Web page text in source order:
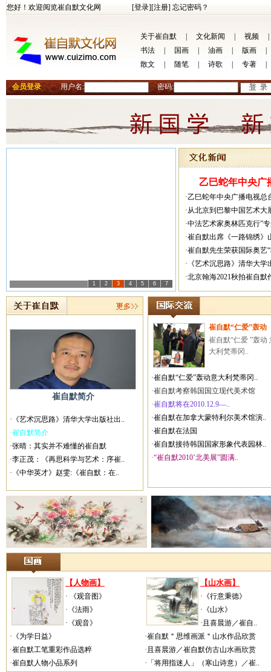
您好！欢迎阅览崔自默文化网 [登录][注册] 忘记密码？
关于崔自默 文化新闻 视频
书法
国画 油画 版画
散文
随笔 诗歌 专著
会员登录 用户名: 密码:
1 2 3 4 5 6 7
乙巳蛇年中央广
·乙巳蛇年中央广播电视总
·从北京到巴黎中国艺术
·中法艺术家奥林匹克行”
·崔自默出席《一路锦绣》
·崔自默先生荣获国际奥艺
·《艺术沉思路》清华大学
·北京翰海2021秋拍崔自默
崔自默简介
·《艺术沉思路》清华大学出版社出..
·崔自默简介
·张晴：其实并不难懂的崔自默
·李正茂：《再思科学与艺术：序崔..
·《中华英才》赵雯:《崔自默：在..
崔自默“仁爱”轰动
崔自默“仁爱 ”轰动
大利梵蒂冈..
·崔自默“仁爱”轰动意大利梵蒂冈..
·崔自默考察韩国国立现代美术馆
·崔自默将在2010.12.9—..
·崔自默在加拿大蒙特利尔美术馆演..
·崔自默在法国
·崔自默接待韩国国家形象代表园林..
·“崔自默2010’北美展”圆满..
【人物画】
· 《观音图》
·《法雨》
·《观音》
·《为学日益》
·崔自默工笔重彩作品选粹
·崔自默人物小品系列
【山水画】
·《行意秉德》
·《山水》
·且喜晨游／崔自..
·崔自默＂思维画派＂山水作品欣赏
·且喜晨游／崔自默仿古山水画欣赏
·「将用指迷人」（寒山诗意）／崔..